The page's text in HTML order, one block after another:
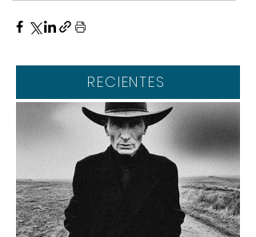
RECIENTES